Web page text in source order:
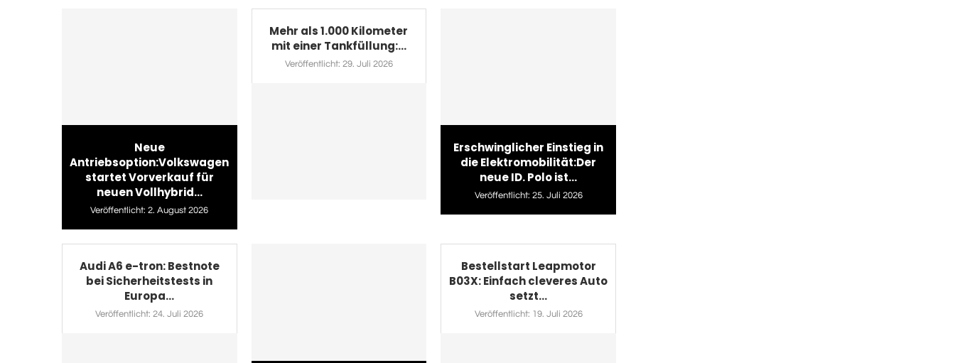
Neue
Antriebsoption:Volkswagen
startet Vorverkauf für
neuen Vollhybrid...
Veröffentlicht: 2. August 2026
Mehr als 1.000 Kilometer
mit einer Tankfüllung:...
Veröffentlicht: 29. Juli 2026
Erschwinglicher Einstieg in
die Elektromobilität:Der
neue ID. Polo ist...
Veröffentlicht: 25. Juli 2026
Audi A6 e-tron: Bestnote
bei Sicherheitstests in
Europa...
Veröffentlicht: 24. Juli 2026
Bestellstart Leapmotor
B03X: Einfach cleveres Auto
setzt...
Veröffentlicht: 19. Juli 2026